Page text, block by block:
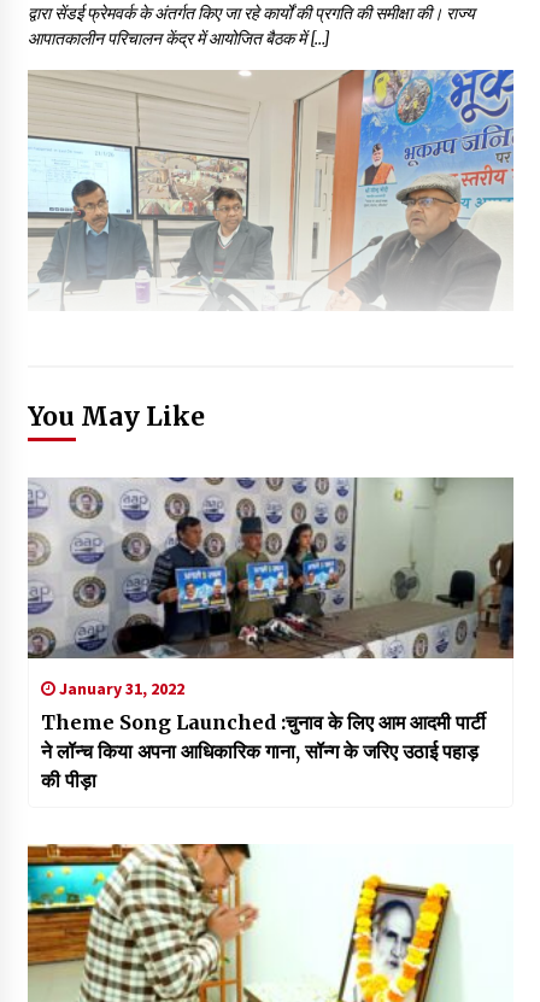
द्वारा सेंडई फ्रेमवर्क के अंतर्गत किए जा रहे कार्यों की प्रगति की समीक्षा की। राज्य
आपातकालीन परिचालन केंद्र में आयोजित बैठक में […]
You May Like
January 31, 2022
Theme Song Launched :चुनाव के लिए आम आदमी पार्टी
ने लॉन्च किया अपना आधिकारिक गाना, सॉन्ग के जरिए उठाई पहाड़
की पीड़ा